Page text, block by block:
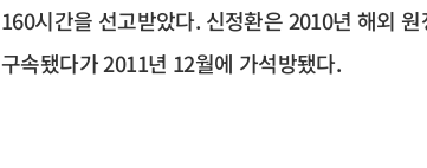
160시간을 선고받았다. 신정환은 2010년 해외
구속됐다가 2011년 12월에 가석방됐다.